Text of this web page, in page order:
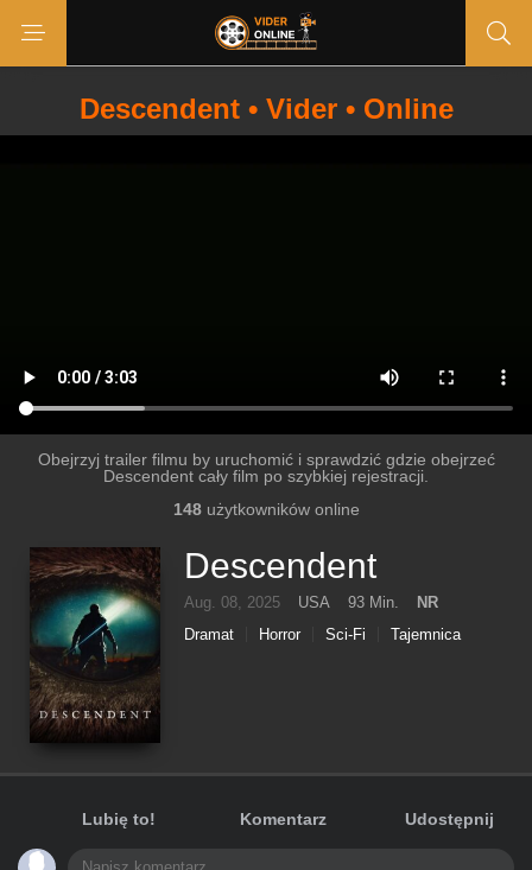
Descendent • Vider • Online
Obejrzyj trailer filmu by uruchomić i sprawdzić gdzie obejrzeć
Descendent cały film po szybkiej rejestracji.
148użytkowników online
Descendent
Aug. 08, 2025 USA 93 Min.
NR
Dramat
Horror Sci-Fi Tajemnica
Lubię to! Komentarz Udostępnij